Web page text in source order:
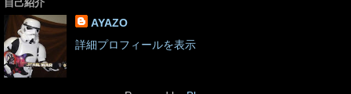
自己紹介
AYAZO
詳細プロフィールを表示